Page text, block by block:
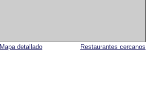
Restaurantes cercanos
Mapa detallado